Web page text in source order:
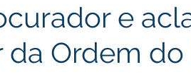
e
da Ordem